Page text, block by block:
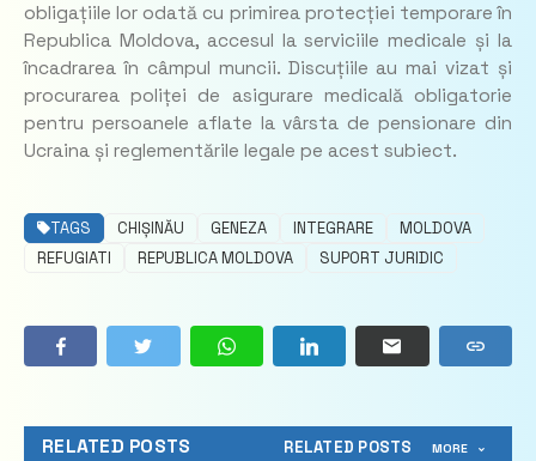
obligațiile lor odată cu primirea protecției temporare în
Republica Moldova, accesul la serviciile medicale și la
încadrarea în câmpul muncii. Discuțiile au mai vizat și
procurarea poliței de asigurare medicală obligatorie
pentru persoanele aflate la vârsta de pensionare din
Ucraina și reglementările legale pe acest subiect.
TAGS CHIȘINĂU GENEZA INTEGRARE
MOLDOVA
REFUGIATI
REPUBLICA MOLDOVA SUPORT JURIDIC
RELATED POSTS RELATED POSTS MORE